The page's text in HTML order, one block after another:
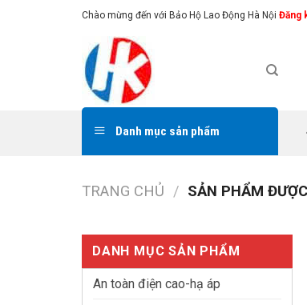
Chào mừng đến với Bảo Hộ Lao Động Hà Nội Đăng
Danh mục sản phẩm
TRANG CHỦ / SẢN PHẨM
DANH MỤC SẢN PHẨM
An toàn điện cao-hạ áp